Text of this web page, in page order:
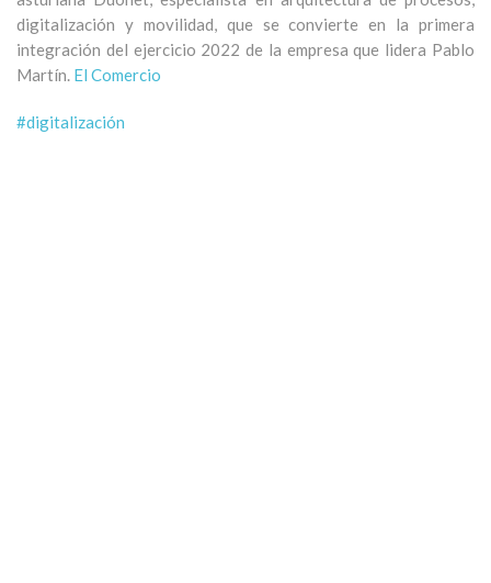
digitalización y movilidad, que se convierte en la primera
integración del ejercicio 2022 de la empresa que lidera Pablo
Martín. El Comercio
#digitalización